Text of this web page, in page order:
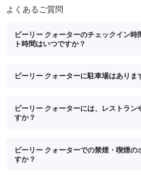
よくあるご質問
ビーリー クォーターのチェックイン時
ト時間はいつですか？
ビーリー クォーターに駐車場はありま
ビーリー クォーターには、レストラン
すか？
ビーリー クォーターでの禁煙・喫煙の
すか？